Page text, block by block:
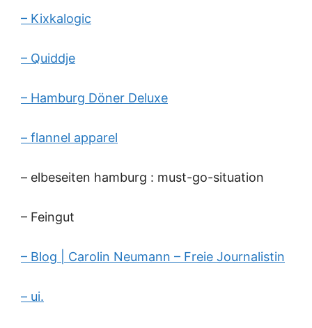
– Kixkalogic
– Quiddje
– Hamburg Döner Deluxe
– flannel apparel
– elbeseiten hamburg : must-go-situation
– Feingut
– Blog | Carolin Neumann – Freie Journalistin
– ui.